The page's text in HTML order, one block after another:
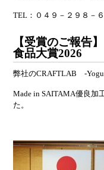
TEL：０４９－２９８－
【受賞のご報告
食品大賞2026
弊社のCRAFTLAB -
Made in SAITAMA優良加
た。